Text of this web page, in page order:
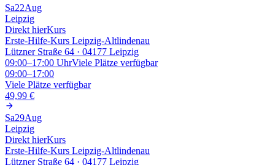
Sa22Aug
Leipzig
Direkt hierKurs
Erste-Hilfe-Kurs Leipzig-Altlindenau
Lützner Straße 64 · 04177 Leipzig
09:00–17:00 UhrViele Plätze verfügbar
09:00–17:00
Viele Plätze verfügbar
49,99 €
Sa29Aug
Leipzig
Direkt hierKurs
Erste-Hilfe-Kurs Leipzig-Altlindenau
Lützner Straße 64 · 04177 Leipzig